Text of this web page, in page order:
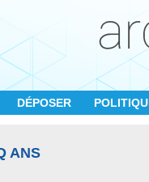
DÉPOSER
ANS